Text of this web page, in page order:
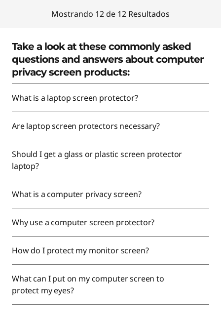
Mostrando 12 de 12 Resultados
Take a look at these commonly asked
questions and answers about computer
privacy screen products:
What is a laptop screen protector?
Are laptop screen protectors necessary?
Should I get a glass or plastic screen protector
laptop?
What is a computer privacy screen?
Why use a computer screen protector?
How do I protect my monitor screen?
What can I put on my computer screen to
protect my eyes?